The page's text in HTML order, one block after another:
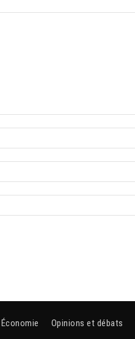
Économie Opinions et débats